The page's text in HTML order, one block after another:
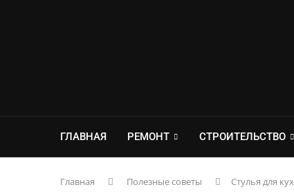
ГЛАВНАЯ РЕМОНТ СТРОИТЕЛЬСТВО
Главная Полезные советы
Стулья для